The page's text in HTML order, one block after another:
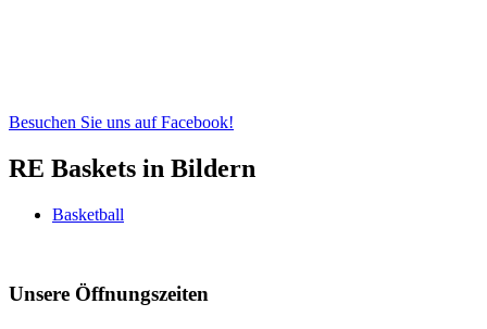
Besuchen Sie uns auf Facebook!
RE Baskets in Bildern
Basketball
Unsere Öffnungszeiten